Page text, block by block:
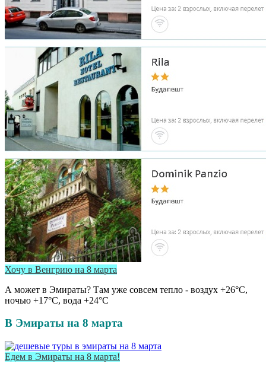
Хочу в Венгрию на 8 марта
А может в Эмираты? Там уже совсем тепло - воздух +26°С,
ночью +17°С, вода +24°С
В Эмираты на 8 марта
Едем в Эмираты на 8 марта!